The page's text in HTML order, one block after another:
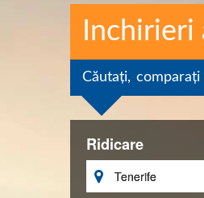
Căutaţi,
Ridicare
